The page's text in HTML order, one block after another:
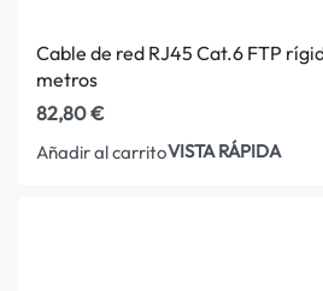
Cable de red RJ45 Cat.6 FTP
metros
82,80€
Añadir al carritoVISTA RÁPIDA